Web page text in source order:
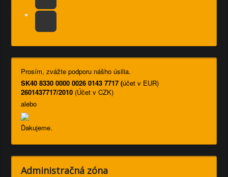
Prosím, zvážte podporu nášho úsilia.
SK40 8330 0000 0026 0143 7717 (účet v EUR)
2601437717/2010 (Účet v CZK)
alebo
Ďakujeme.
Administračná zóna